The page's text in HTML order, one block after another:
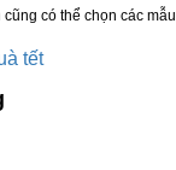
có thể chọn các mẫu
tết